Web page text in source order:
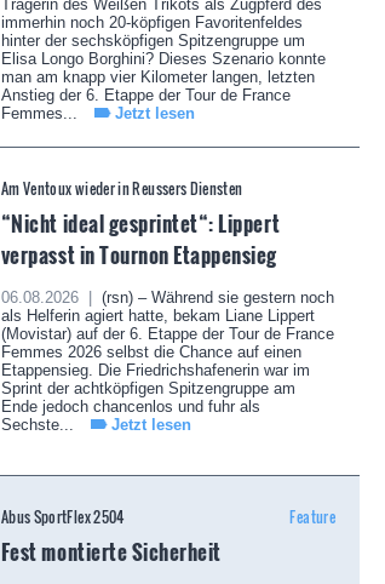
Trägerin des Weißen Trikots als Zugpferd des
immerhin noch 20-köpfigen Favoritenfeldes
hinter der sechsköpfigen Spitzengruppe um
Elisa Longo Borghini? Dieses Szenario konnte
man am knapp vier Kilometer langen, letzten
Anstieg der 6. Etappe der Tour de France
Femmes...
Jetzt lesen
Am Ventoux wieder in Reussers Diensten
“Nicht ideal gesprintet“: Lippert
verpasst in Tournon Etappensieg
06.08.2026 |
(rsn) – Während sie gestern noch
als Helferin agiert hatte, bekam Liane Lippert
(Movistar) auf der 6. Etappe der Tour de France
Femmes 2026 selbst die Chance auf einen
Etappensieg. Die Friedrichshafenerin war im
Sprint der achtköpfigen Spitzengruppe am
Ende jedoch chancenlos und fuhr als
Sechste...
Jetzt lesen
Feature
Abus SportFlex 2504
Fest montierte Sicherheit